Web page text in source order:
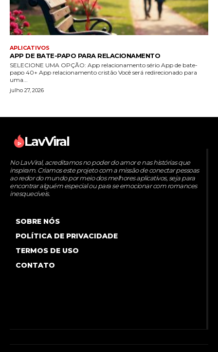
APLICATIVOS
APP DE BATE-PAPO PARA RELACIONAMENTO
SELECIONE UMA OPÇÃO: App relacionamento sério App de bate-
papo 40+ App relacionamento cristão Você será redirecionado para
uma...
julho 27, 2026
LavViral
No LavViral, acreditamos no poder do amor e nas histórias que
inspiram. Criamos este projeto com a missão de conectar pessoas
ao redor do mundo por meio dos melhores aplicativos, seja para
encontrar alguém especial ou para se emocionar com romances
inesquecíveis.
SOBRE NÓS
POLÍTICA DE PRIVACIDADE
TERMOS DE USO
CONTATO